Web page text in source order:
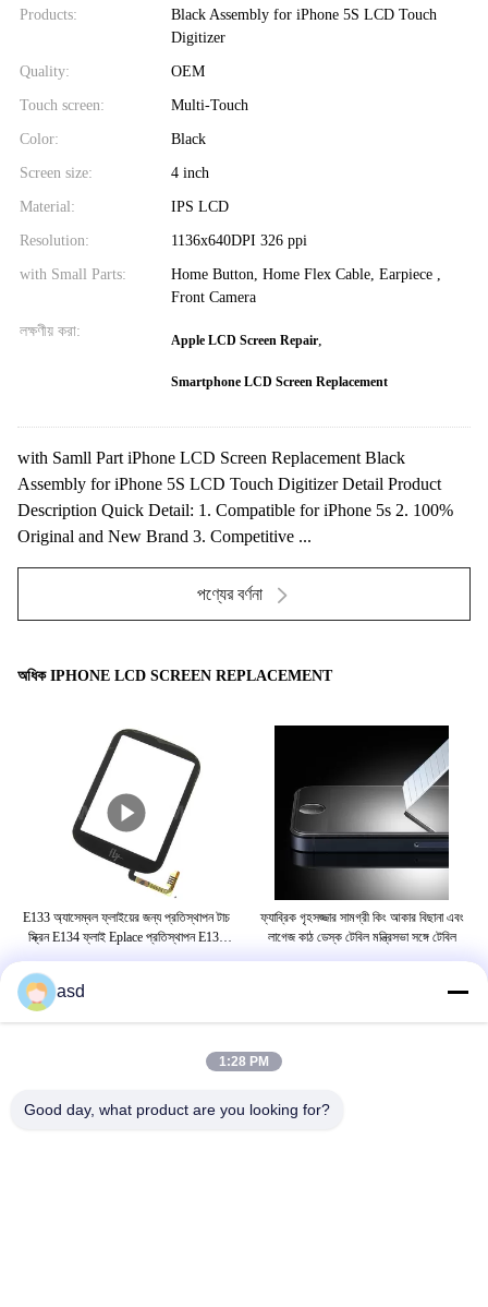
Products:
Black Assembly for iPhone 5S LCD Touch
Digitizer
Quality: OEM
Touch screen: Multi-Touch
Color: Black
Screen size: 4 inch
Material: IPS LCD
Resolution: 1136x640DPI 326 ppi
with Small Parts:
Home Button, Home Flex Cable, Earpiece ,
Front Camera
লক্ষণীয় করা:
Apple LCD Screen Repair,
Smartphone LCD Screen Replacement
with Samll Part iPhone LCD Screen Replacement Black
Assembly for iPhone 5S LCD Touch Digitizer Detail Product
Description Quick Detail: 1. Compatible for iPhone 5s 2. 100%
Original and New Brand 3. Competitive ...
পণ্যের বর্ণনা
অধিক IPHONE LCD SCREEN REPLACEMENT
E133 অ্যাসেম্বল ফ্লাইয়ের জন্য প্রতিস্থাপন টাচ
স্ক্রিন E134 ফ্লাই Eplace প্রতিস্থাপন E133
ফ্যাব্রিক গৃহসজ্জার সামগ্রী কিং আকার বিছানা এবং
লাগেজ কাঠ ডেস্ক টেবিল মন্ত্রিসভা সঙ্গে টেবিল
ট্যাগ
আইফোন 6 এস স্ক্রিন প্রতিস্থাপন
asd
1:28 PM
Good day, what product are you looking for?